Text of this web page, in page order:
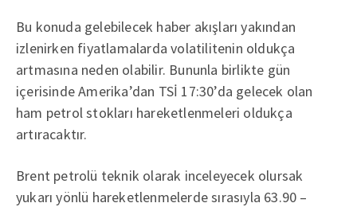
Bu konuda gelebilecek haber akışları yakından
izlenirken fiyatlamalarda volatilitenin oldukça
artmasına neden olabilir. Bununla birlikte gün
içerisinde Amerika’dan TSİ 17:30’da gelecek olan
ham petrol stokları hareketlenmeleri oldukça
artıracaktır.
Brent petrolü teknik olarak inceleyecek olursak
yukarı yönlü hareketlenmelerde sırasıyla 63.90 –